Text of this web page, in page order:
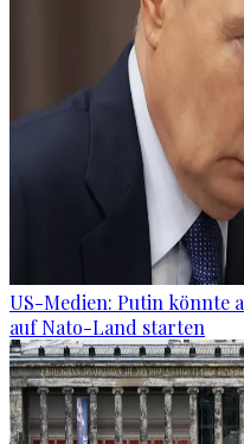
US-Medien: Putin könnte
auf Nato-Land starten